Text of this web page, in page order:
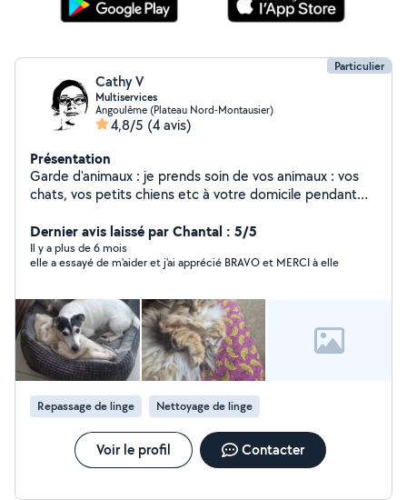
Particulier
Cathy V
Multiservices
Angoulême (Plateau Nord-Montausier)
4,8/5 (4 avis)
Présentation
Garde d'animaux : je prends soin de vos animaux : vos
chats, vos petits chiens etc à votre domicile pendant
ensemble. Si vous avez besoin de repassage, ménage,
jardinage Je sais faire du petit bricolage, éclairage,
dépannage etc, à voir ensemble. Je sais dépanner une
d'aide pour vos papiers administratifs, je suis là. Pour vos
CV, vos lettres de motivation, je suis là. Je suis
soigneuse et consciencieuse dans mon travail, car j'aime
le travail bien fait. Si vous avez besoin d'informations
supplémentaires, n'hésitez pas à me demander. À
bientôt. Cathy V.
Dernier avis laissé par Chantal : 5/5
Il y a plus de 6 mois
elle a essayé de m'aider et j'ai apprécié BRAVO et MERCI à elle
Repassage de linge Nettoyage de linge
Voir le profil Contacter